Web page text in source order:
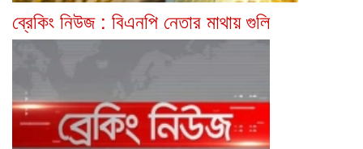
ব্রেকিং নিউজ : বিএনপি নেতার মাথায় গুলি